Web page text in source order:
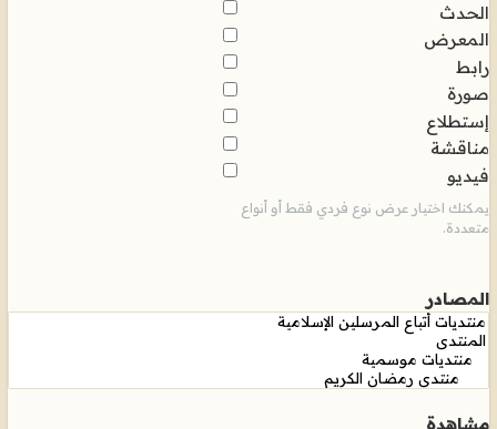
الحدث
المعرض
رابط
صورة
إستطلاع
مناقشة
فيديو
يمكنك اختيار عرض نوع فردي فقط أو أنواع
متعددة.
المصادر
مشاهدة